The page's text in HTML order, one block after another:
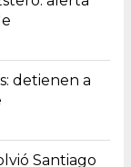
detienen a
Santiago